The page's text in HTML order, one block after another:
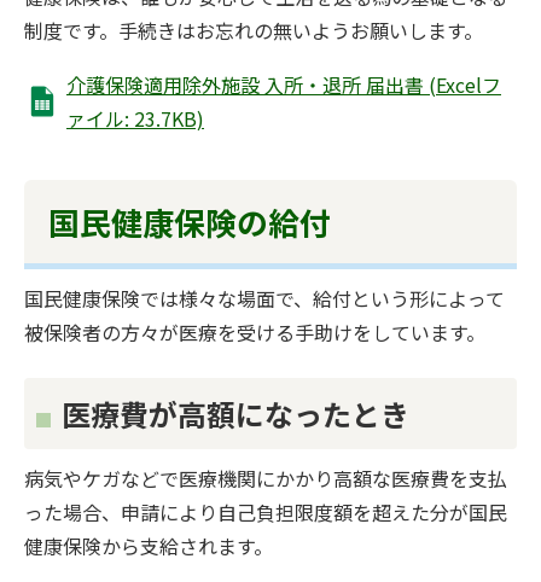
制度です。手続きはお忘れの無いようお願いします。
介護保険適用除外施設 入所・退所 届出書 (Excelフ
ァイル: 23.7KB)
国民健康保険の給付
国民健康保険では様々な場面で、給付という形によって
被保険者の方々が医療を受ける手助けをしています。
医療費が高額になったとき
病気やケガなどで医療機関にかかり高額な医療費を支払
った場合、申請により自己負担限度額を超えた分が国民
健康保険から支給されます。